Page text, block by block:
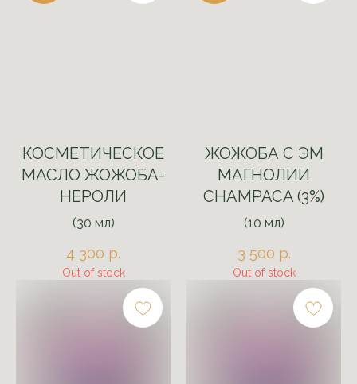
КОСМЕТИЧЕСКОЕ
МАСЛО ЖОЖОБА-
НЕРОЛИ
(30 мл)
4 300 р.
Out of stock
ЖОЖОБА С ЭМ
МАГНОЛИИ
CHAMPACA (3%)
(10 мл)
3 500 р.
Out of stock